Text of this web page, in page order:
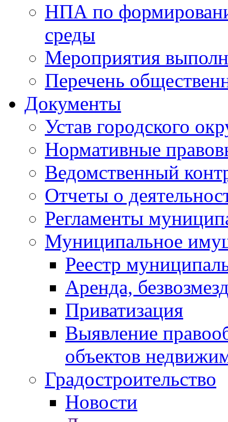
НПА по
среды
Мероприятия
Перечень
Документы
Устав городского
Нормативные
Ведомственный
Отчеты о
Регламенты
Муниципальное
Реестр
Аренда,
Приватизация
Выявление
объектов
Градостроительство
Новости